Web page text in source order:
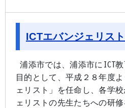
ICTエバンジェリス
浦添市では、浦添市にICT
目的として、平成２８年度
ェリスト」を任命し、各学
ェリストの先生たちへの研